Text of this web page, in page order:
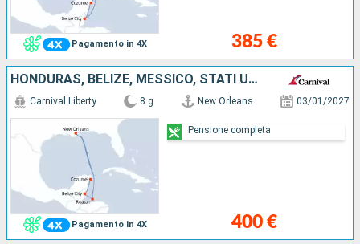
Pagamento in 4X 385 €
HONDURAS, BELIZE, MESSICO, STATI UNITI
Pagamento in 4X
Carnival Liberty 8 g New Orleans 03/01/2027
400 €
Pensione completa